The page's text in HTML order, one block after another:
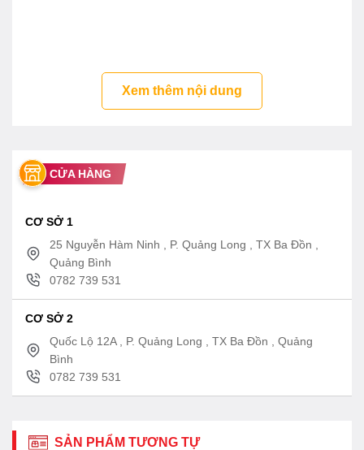
Xem thêm nội dung
CỬA HÀNG
CƠ SỞ 1
25 Nguyễn Hàm Ninh , P. Quảng Long , TX Ba Đồn ,
Quảng Bình
0782 739 531
CƠ SỞ 2
Quốc Lộ 12A , P. Quảng Long , TX Ba Đồn , Quảng
Bình
0782 739 531
SẢN PHẨM TƯƠNG TỰ